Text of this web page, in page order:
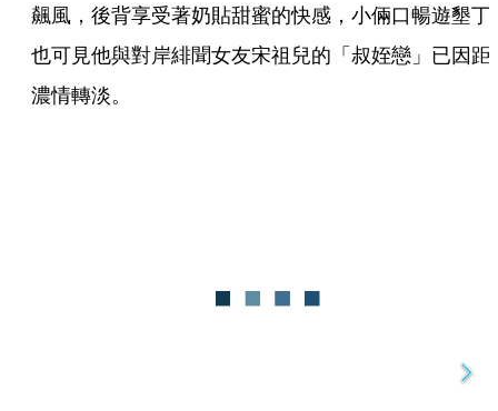
飆風，後背享受著奶貼甜蜜的快感，小倆口暢遊墾丁
也可見他與對岸緋聞女友宋祖兒的「叔姪戀」已因距
濃情轉淡。